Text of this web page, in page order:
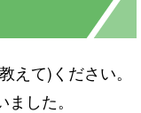
えて)ください。
した。